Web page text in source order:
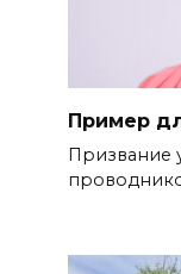
Пример
Призвание